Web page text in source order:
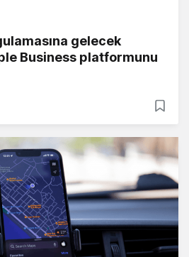
gelecek
Business platformunu